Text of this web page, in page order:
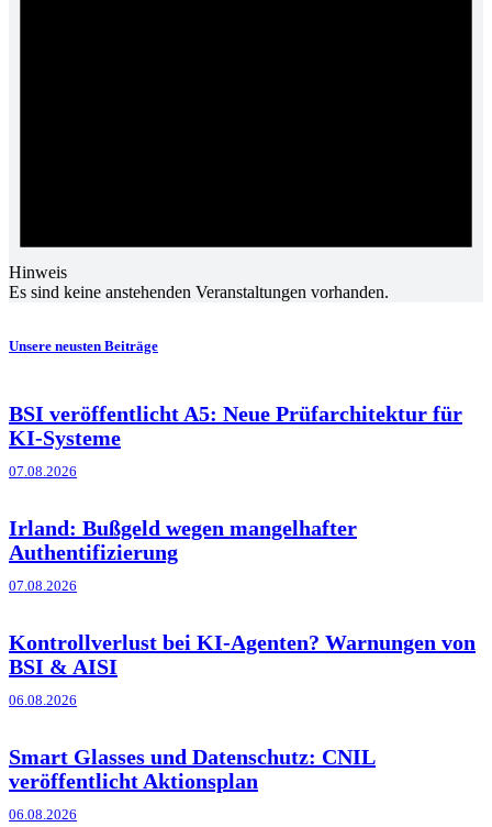
Hinweis
Es sind keine anstehenden Veranstaltungen vorhanden.
Unsere neusten Beiträge
BSI veröffentlicht A5: Neue Prüfarchitektur für
KI-Systeme
07.08.2026
Irland: Bußgeld wegen mangelhafter
Authentifizierung
07.08.2026
Kontrollverlust bei KI-Agenten? Warnungen von
BSI & AISI
06.08.2026
Smart Glasses und Datenschutz: CNIL
veröffentlicht Aktionsplan
06.08.2026